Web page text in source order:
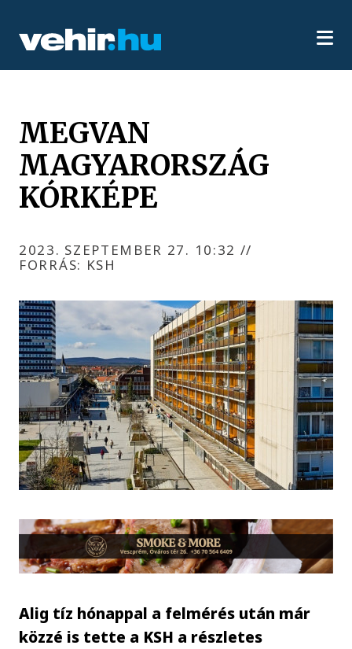
MEGVAN
MAGYARORSZÁG
KÓRKÉPE
2023. SZEPTEMBER 27. 10:32 //
FORRÁS: KSH
Alig tíz hónappal a felmérés után már
közzé is tette a KSH a részletes